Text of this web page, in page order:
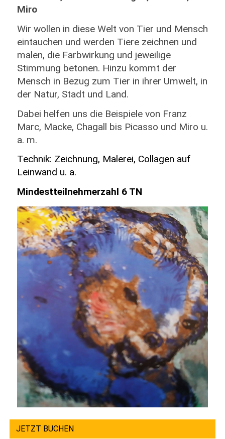
Miro
Wir wollen in diese Welt von Tier und Mensch
eintauchen und werden Tiere zeichnen und
malen, die Farbwirkung und jeweilige
Stimmung betonen. Hinzu kommt der
Mensch in Bezug zum Tier in ihrer Umwelt, in
der Natur, Stadt und Land.
Dabei helfen uns die Beispiele von Franz
Marc, Macke, Chagall bis Picasso und Miro u.
a. m.
Technik: Zeichnung, Malerei, Collagen auf
Leinwand u. a.
Mindestteilnehmerzahl 6 TN
JETZT BUCHEN